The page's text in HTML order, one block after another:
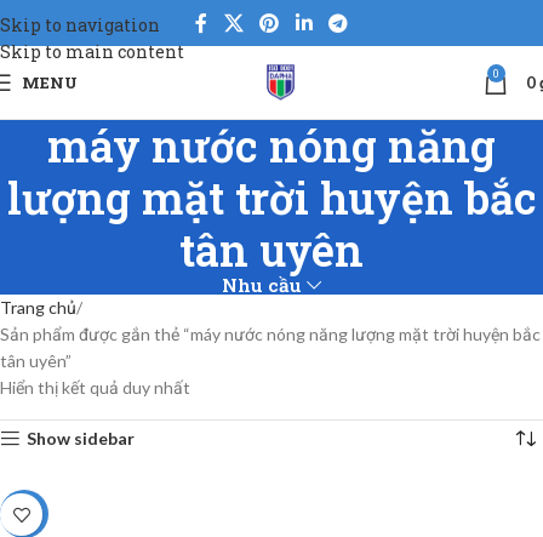
Skip to navigation
Skip to main content
MENU 0 0
máy nước nóng năng
lượng mặt trời huyện bắc
tân uyên
Nhu cầu
Trang chủ
Sản phẩm được gắn thẻ “máy nước nóng năng lượng mặt trời huyện bắc
tân uyên”
Hiển thị kết quả duy nhất
Show sidebar
-5%